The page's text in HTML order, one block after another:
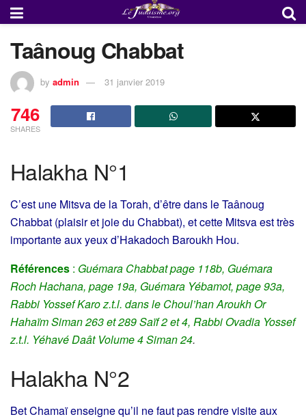
Taânoug Chabbat
by admin 31 janvier 2019
746
SHARES
Halakha N°1
C’est une Mitsva de la Torah, d’être dans le Taânoug
Chabbat (plaisir et joie du Chabbat), et cette Mitsva est très
importante aux yeux d’Hakadoch Baroukh Hou.
Références : Guémara Chabbat page 118b, Guémara
Roch Hachana, page 19a, Guémara Yébamot, page 93a,
Rabbi Yossef Karo z.t.l. dans le Choul’han Aroukh Or
Hahaïm Siman 263 et 289 Saïf 2 et 4, Rabbi Ovadia Yossef
z.t.l. Yéhavé Daât Volume 4 Siman 24.
Halakha N°2
Bet Chamaï enseigne qu’il ne faut pas rendre visite aux